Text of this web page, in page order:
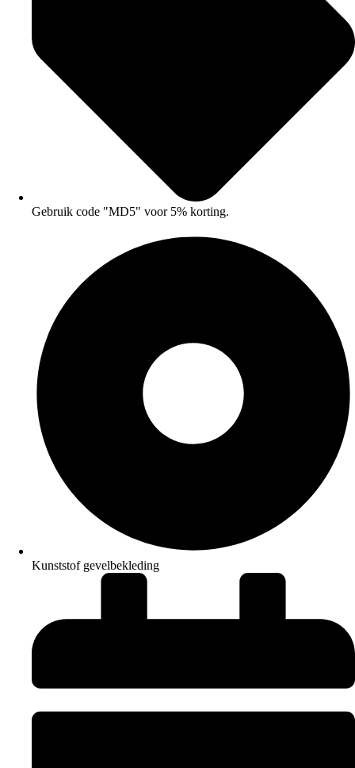
Gebruik code "MD5" voor 5% korting.
Kunststof gevelbekleding